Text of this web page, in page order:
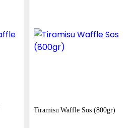
Tiramisu Waffle Sos (800gr)